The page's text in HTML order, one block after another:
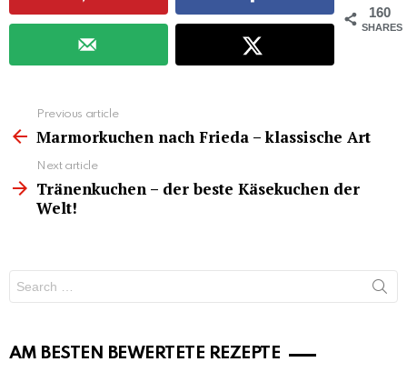
160
SHARES
more
Previous article
Marmorkuchen nach Frieda – klassische Art
Next article
Tränenkuchen – der beste Käsekuchen der
Welt!
for:
AM BESTEN BEWERTETE REZEPTE